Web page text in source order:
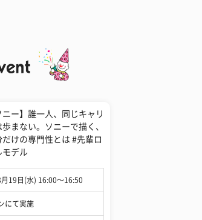
ニー】誰一人、同じキャリ
歩まない。ソニーで描く、
だけの専門性とは #先輩ロ
モデル
19日(水) 16:00〜16:50
にて実施